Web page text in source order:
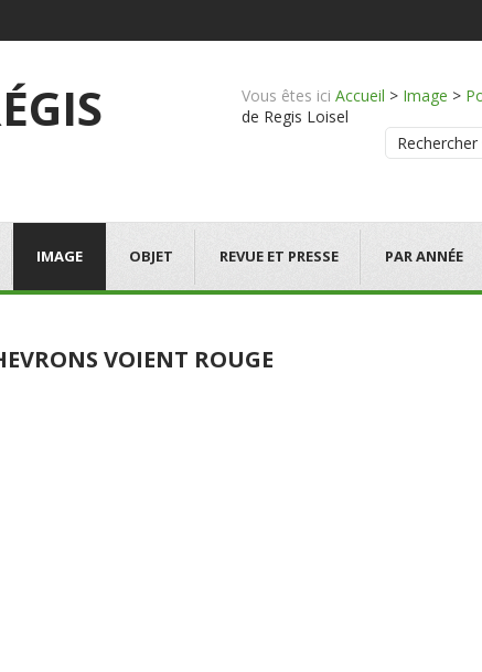
Vous êtes ici Accueil > Image >
de Regis Loisel
Rechercher
IMAGE OBJET REVUE ET PRESSE PAR ANNÉE
VOIENT ROUGE